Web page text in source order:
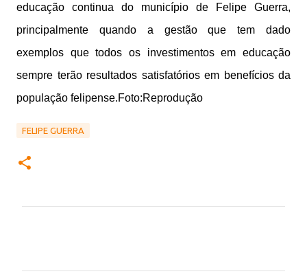
educação continua do município de Felipe Guerra,
principalmente quando a gestão que tem dado
exemplos que todos os investimentos em educação
sempre terão resultados satisfatórios em benefícios da
população felipense.Foto:Reprodução
FELIPE GUERRA